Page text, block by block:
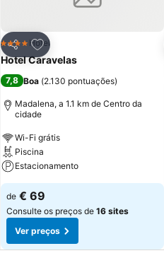
Partilhar
Adicionar aos favoritos
4 EstrelasHotel
Hotel Caravelas
7,8 Boa (2.130 pontuações)
Madalena, a 1.1 km de Centro da
cidade
Wi-Fi grátis
Piscina
Estacionamento
de € 69
Consulte os preços de 16 sites
Ver preços